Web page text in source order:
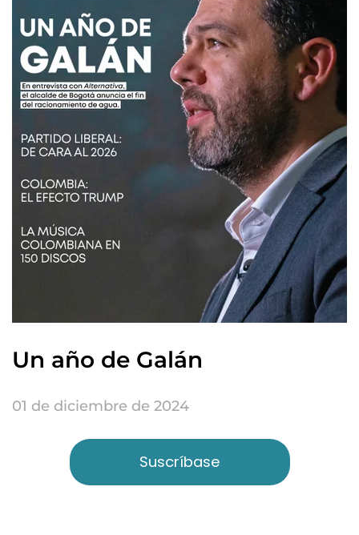
Un año de Galán
01 de diciembre de 2024
Suscríbase